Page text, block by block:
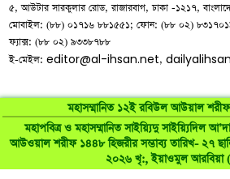
মহাসম্মানিত ১২ই রবিউল আউয়াল
মহাপবিত্র ও মহাসম্মানিত সাইয়্যিদু সাইয়্যিদিল
আউওয়াল শরীফ ১৪৪৮ হিজরীর সম্ভাব্য তারিখ- ২৭
২০২৬ খৃ:, ইয়াওমুল আরবিয়া
৫, আউটার সারকুলার রোড, রাজারবাগ, ঢাকা -১২১৭,
মোবাইল: (৮৮) ০১৭১৬ ৮৮১৫৫১; ফোন: (৮৮ ০২)
ফ্যাক্স: (৮৮ ০২) ৯৩৩৮৭৮৮
ই-মেইল:editor@al-ihsan.net,
©al-ihsan.net2007-2026. All Rights
RAAJRANI